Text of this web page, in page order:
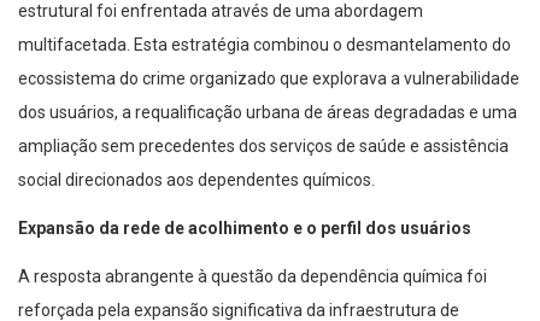
estrutural foi enfrentada através de uma abordagem
multifacetada. Esta estratégia combinou o desmantelamento do
ecossistema do crime organizado que explorava a vulnerabilidade
dos usuários, a requalificação urbana de áreas degradadas e uma
ampliação sem precedentes dos serviços de saúde e assistência
social direcionados aos dependentes químicos.
Expansão da rede de acolhimento e o perfil dos usuários
A resposta abrangente à questão da dependência química foi
reforçada pela expansão significativa da infraestrutura de